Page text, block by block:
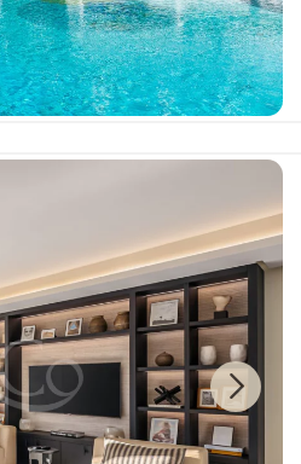
Next